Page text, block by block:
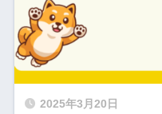
2025年3月20日